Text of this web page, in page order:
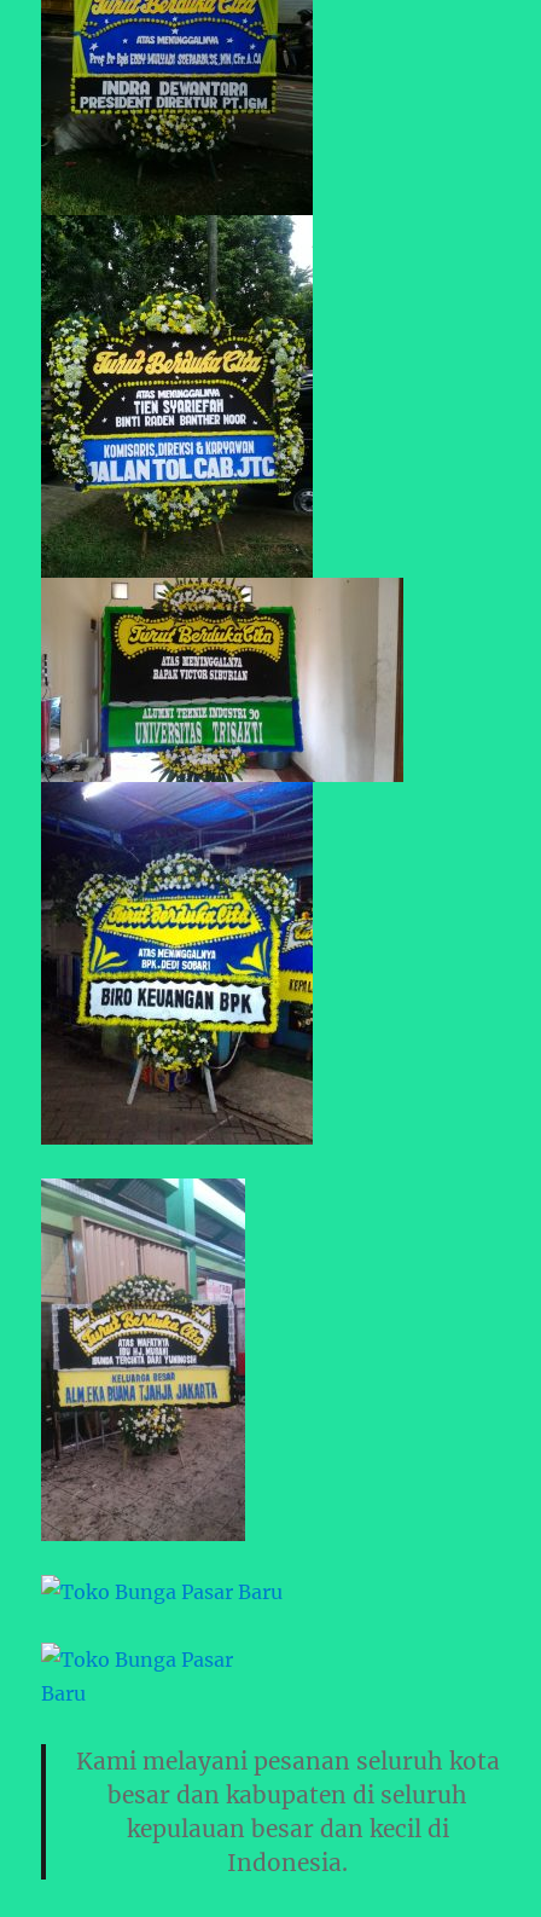
Kami melayani pesanan seluruh kota
besar dan kabupaten di seluruh
kepulauan besar dan kecil di
Indonesia.